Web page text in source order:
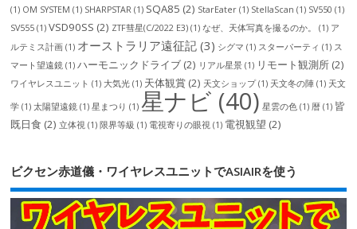
(1) OM SYSTEM (1) SHARPSTAR (1) SQA85 (2) StarEater (1) StellaScan (1) SV550 (1)
SV555 (1) VSD90SS (2) ZTF彗星(C/2022 E3) (1) なぜ、天体写真を撮るのか。 (1) ア
ルテミス計画 (1) オーストラリア遠征記 (3) シグマ (1) スターパーティ (1) ス
マート望遠鏡 (1) ハーモニックドライブ (2) リアル星景 (1) リモート観測所 (2)
ワイヤレスユニット (1) 大気光 (1) 天体観賞 (2) 天文ショップ(1) 天文冬の陣 (1) 天文
学 (1) 太陽望遠鏡 (1) 星まつり (1) 星ナビ (40) 星雲の色 (1) 暦 (1) 皆
既日食 (2) 立体視 (1) 限界等級 (1) 電視寄りの眼視 (1) 電視観望 (2)
ビクセン赤道儀・ワイヤレスユニットでASIAIRを使う